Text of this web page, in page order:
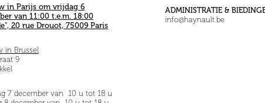
in Parijs om vrijdag 6
van 11:00 t.e.m. 18:00
20 rue Drouot, 75009 Paris
in Brussel
9
7 december van 10 u tot 18 u
ADMINISTRATIE &
info@haynault.be